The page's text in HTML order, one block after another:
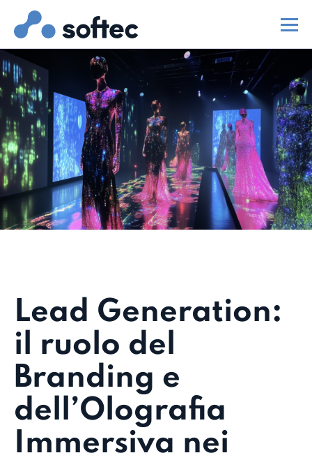
Lead Generation:
il ruolo del
Branding e
dell’Olografia
Immersiva nei